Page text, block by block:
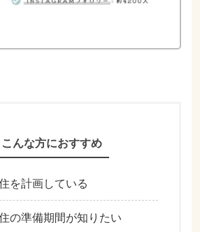
こんな方におすすめ
を計画している
の準備期間が知りたい